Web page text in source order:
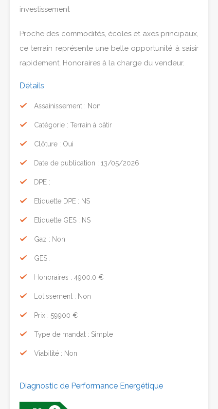
investissement
Proche des commodités, écoles et axes principaux,
ce terrain représente une belle opportunité à saisir
rapidement. Honoraires à la charge du vendeur.
Détails
Assainissement : Non
Catégorie : Terrain à bâtir
Clôture : Oui
Date de publication : 13/05/2026
DPE :
Etiquette DPE : NS
Etiquette GES : NS
Gaz : Non
GES :
Honoraires : 4900.0 €
Lotissement : Non
Prix : 59900 €
Type de mandat : Simple
Viabilité : Non
Diagnostic de Performance Energétique